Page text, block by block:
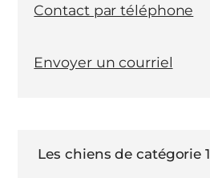
Contact par téléphone
Envoyer un courriel
Les chiens de catégorie 1